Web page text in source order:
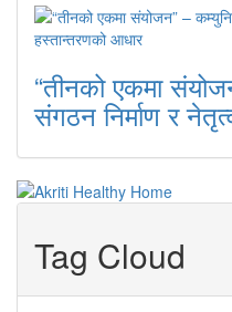
“तीनको एकमा
संगठन निर्माण र
Tag Cloud